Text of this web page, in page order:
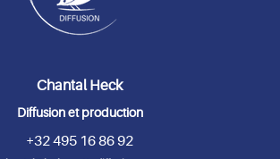
Chantal Heck
Diffusion et production
+32 495 16 86 92